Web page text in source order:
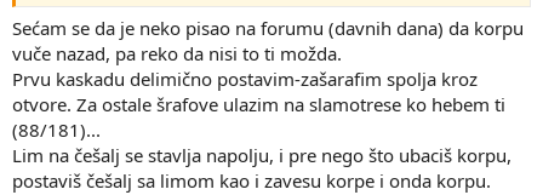
Sećam se da je neko pisao na forumu (davnih dana) da korpu
vuče nazad, pa reko da nisi to ti možda.
Prvu kaskadu delimično postavim-zašarafim spolja kroz
otvore. Za ostale šrafove ulazim na slamotrese ko hebem ti
(88/181)...
Lim na češalj se stavlja napolju, i pre nego što ubaciš korpu,
postaviš češalj sa limom kao i zavesu korpe i onda korpu.